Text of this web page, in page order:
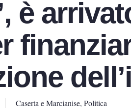
è
Caserta e Marcianise, Politica